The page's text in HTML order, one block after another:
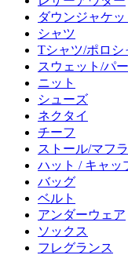
ダウンジャケ
シャツ
Tシャツ/ポロシ
スウェット/パ
ニット
シューズ
ネクタイ
チーフ
ストール/マフ
ハット / キャッ
バッグ
ベルト
アンダーウェア
ソックス
フレグランス